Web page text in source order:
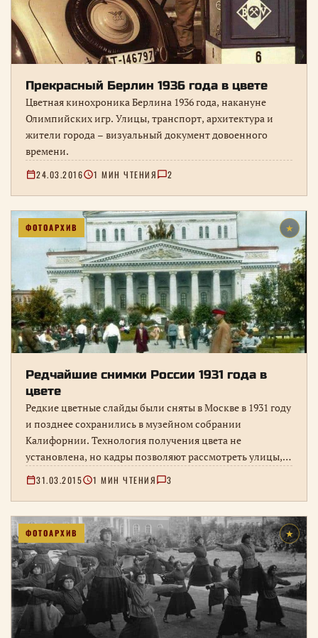
Прекрасный Берлин 1936 года в цвете
Цветная кинохроника Берлина 1936 года, накануне
Олимпийских игр. Улицы, транспорт, архитектура и
жители города – визуальный документ довоенного
времени.
24.03.2016 1 МИН ЧТЕНИЯ 2
ФОТОАРХИВ ★
Редчайшие снимки России 1931 года в
цвете
Редкие цветные слайды были сняты в Москве в 1931 году
и позднее сохранились в музейном собрании
Калифорнии. Технология получения цвета не
установлена, но кадры позволяют рассмотреть улицы,
транспорт, одежду и повседневность столицы.
31.03.2015 1 МИН ЧТЕНИЯ 3
ФОТОАРХИВ ★